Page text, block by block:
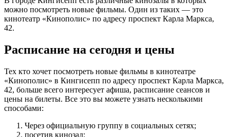
можно посмотреть новые фильмы. Один из таких — это
кинотеатр «Кинополис» по адресу проспект Карла Маркса,
42.
Расписание на сегодня и цены
Тех кто хочет посмотреть новые фильмы в кинотеатре
«Кинополис» в Кингисепп по адресу проспект Карла Маркса,
42, больше всего интересует афиша, расписание сеансов и
цены на билеты. Все это вы можете узнать несколькими
способами:
Через официальную группу в социальных сетях;
посетив кинозал;